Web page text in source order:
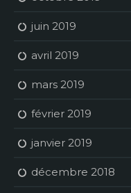
juin 2019
avril 2019
mars 2019
février 2019
janvier 2019
décembre 2018